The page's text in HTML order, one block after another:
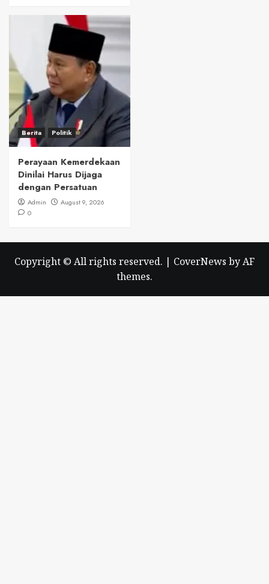
Berita Politik
Perayaan Kemerdekaan
Dinilai Harus Dijaga
dengan Persatuan
Admin
August 9, 2026
0
Copyright © All rights reserved. | CoverNews by AF
themes.